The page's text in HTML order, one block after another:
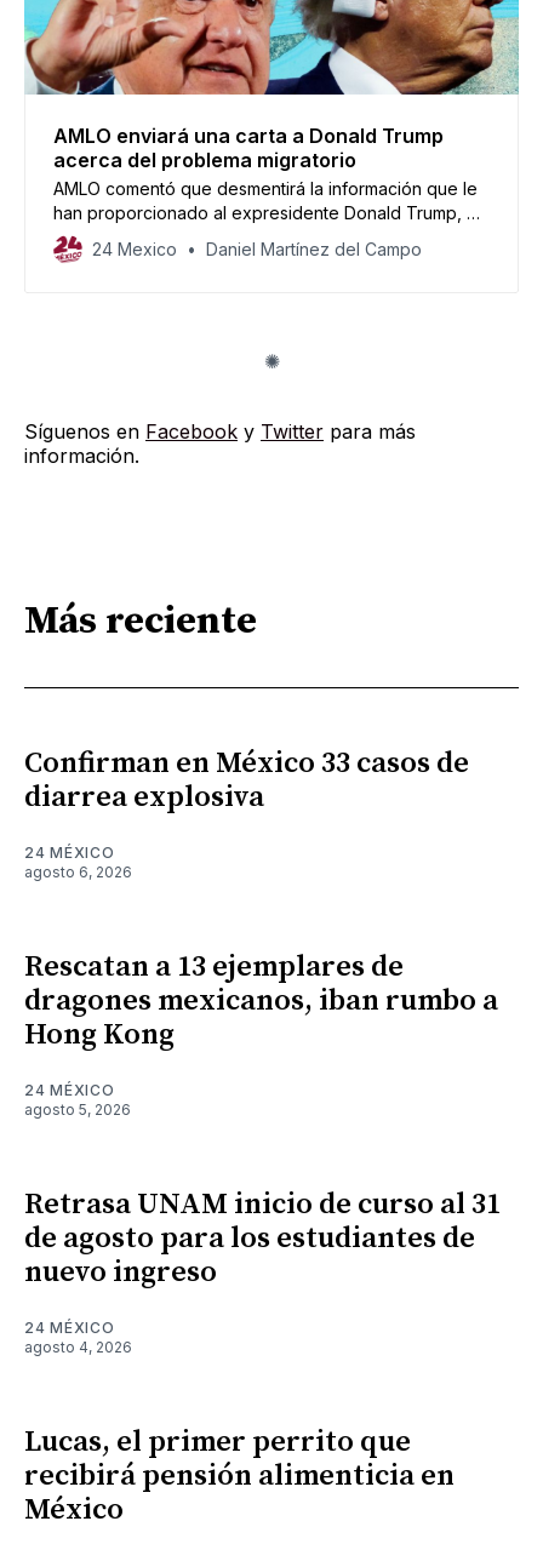
AMLO enviará una carta a Donald Trump
acerca del problema migratorio
AMLO comentó que desmentirá la información que le
han proporcionado al expresidente Donald Trump, en
donde se acusa a mexicanos de ingresar sustancias
ilegales a Estados Unidos.
24 Mexico Daniel Martínez del Campo
Síguenos en Facebook y Twitter para más
información.
Más reciente
Confirman en México 33 casos de
diarrea explosiva
24 MÉXICO
agosto 6, 2026
Rescatan a 13 ejemplares de
dragones mexicanos, iban rumbo a
Hong Kong
24 MÉXICO
agosto 5, 2026
Retrasa UNAM inicio de curso al 31
de agosto para los estudiantes de
nuevo ingreso
24 MÉXICO
agosto 4, 2026
Lucas, el primer perrito que
recibirá pensión alimenticia en
México